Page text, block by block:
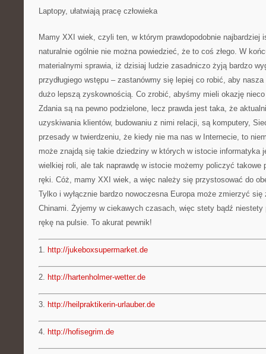
Laptopy, ułatwiają pracę człowieka
Mamy XXI wiek, czyli ten, w którym prawdopodobnie najbardziej
naturalnie ogólnie nie można powiedzieć, że to coś złego. W
materialnymi sprawia, iż dzisiaj ludzie zasadniczo żyją bardzo
przydługiego wstępu – zastanówmy się lepiej co robić, aby
dużo lepszą zyskownością. Co zrobić, abyśmy mieli okazję
Zdania są na pewno podzielone, lecz prawda jest taka, że
uzyskiwania klientów, budowaniu z nimi relacji, są komputery,
przesady w twierdzeniu, że kiedy nie ma nas w Internecie, to
może znajdą się takie dziedziny w których w istocie informatyka
wielkiej roli, ale tak naprawdę w istocie możemy policzyć takowe
ręki. Cóż, mamy XXI wiek, a więc należy się przystosować do
Tylko i wyłącznie bardzo nowoczesna Europa może zmierzyć
Chinami. Żyjemy w ciekawych czasach, więc stety bądź
rękę na pulsie. To akurat pewnik!
1. http://jukeboxsupermarket.de
2. http://hartenholmer-wetter.de
3. http://heilpraktikerin-urlauber.de
4. http://hofisegrim.de